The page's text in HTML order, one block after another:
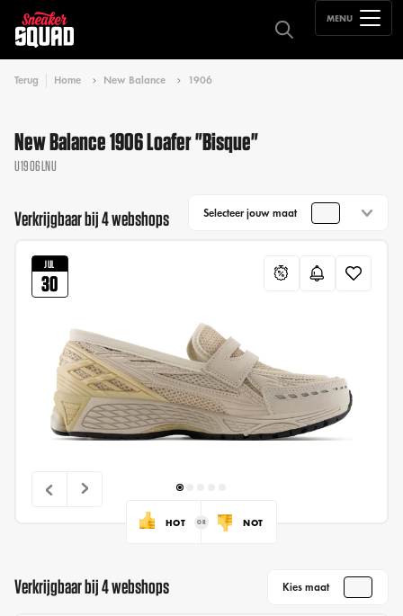
MENU
Terug Home New Balance 1906
New Balance 1906 Loafer "Bisque"
U1906LNU
Verkrijgbaar bij 4 webshops Selecteer jouw maat
JUL
30
HOT NOT
Verkrijgbaar bij 4 webshops Kies maat